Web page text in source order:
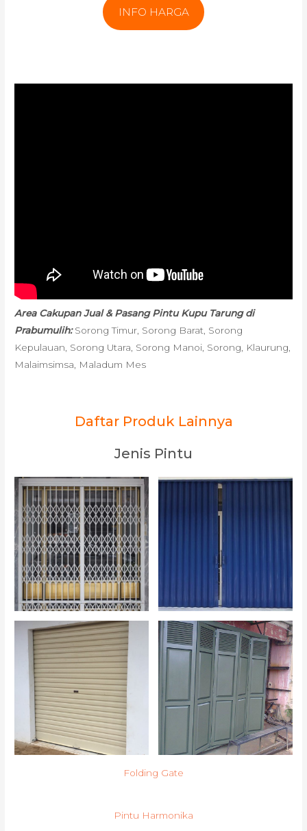
INFO HARGA
Area Cakupan Jual & Pasang Pintu Kupu Tarung di
Prabumulih:Sorong Timur, Sorong Barat, Sorong
Kepulauan, Sorong Utara, Sorong Manoi, Sorong, Klaurung,
Malaimsimsa, Maladum Mes
Daftar Produk Lainnya
Jenis Pintu
Folding Gate
Pintu Harmonika